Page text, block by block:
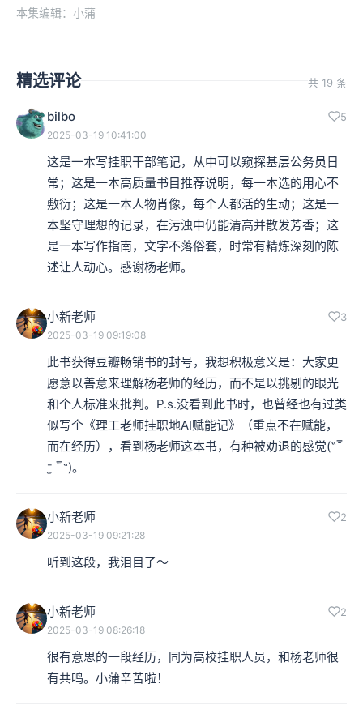
本集编辑：小蒲
精选评论 共 19 条
bilbo 5
2025-03-19 10:41:00
这是一本写挂职干部笔记，从中可以窥探基层公务员日
常；这是一本高质量书目推荐说明，每一本选的用心不
敷衍；这是一本人物肖像，每个人都活的生动；这是一
本坚守理想的记录，在污浊中仍能清高并散发芳香；这
是一本写作指南，文字不落俗套，时常有精炼深刻的陈
述让人动心。感谢杨老师。
小新老师 3
2025-03-19 09:19:08
此书获得豆瓣畅销书的封号，我想积极意义是：大家更
愿意以善意来理解杨老师的经历，而不是以挑剔的眼光
和个人标准来批判。P.s.没看到此书时，也曾经也有过类
似写个《理工老师挂职地AI赋能记》（重点不在赋能，
而在经历），看到杨老师这本书，有种被劝退的感觉(˶‾᷄
⁻̫ ‾᷅˵)。
小新老师 2
2025-03-19 09:21:28
听到这段，我泪目了～
小新老师 2
2025-03-19 08:26:18
很有意思的一段经历，同为高校挂职人员，和杨老师很
有共鸣。小蒲辛苦啦！